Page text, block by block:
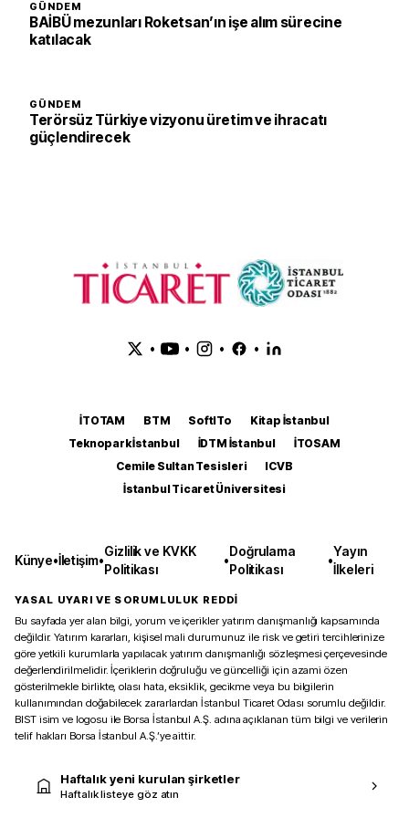
GÜNDEM
BAİBÜ mezunları Roketsan’ın işe alım sürecine
katılacak
GÜNDEM
Terörsüz Türkiye vizyonu üretim ve ihracatı
güçlendirecek
• • • •
İTOTAM BTM SoftITo
Kitap İstanbul
Teknopark İstanbul
İDTM İstanbul
İTOSAM
Cemile Sultan Tesisleri
ICVB
İstanbul Ticaret Üniversitesi
Künye•İletişim•
Gizlilik ve KVKK
Politikası
•
Doğrulama
Politikası
•
Yayın
İlkeleri
YASAL UYARI VE SORUMLULUK REDDİ
Bu sayfada yer alan bilgi, yorum ve içerikler yatırım danışmanlığı kapsamında
değildir. Yatırım kararları, kişisel mali durumunuz ile risk ve getiri tercihlerinize
göre yetkili kurumlarla yapılacak yatırım danışmanlığı sözleşmesi çerçevesinde
değerlendirilmelidir. İçeriklerin doğruluğu ve güncelliği için azami özen
gösterilmekle birlikte, olası hata, eksiklik, gecikme veya bu bilgilerin
kullanımından doğabilecek zararlardan İstanbul Ticaret Odası sorumlu değildir.
BIST isim ve logosu ile Borsa İstanbul A.Ş. adına açıklanan tüm bilgi ve verilerin
telif hakları Borsa İstanbul A.Ş.’ye aittir.
Haftalık yeni kurulan şirketler
Haftalık listeye göz atın